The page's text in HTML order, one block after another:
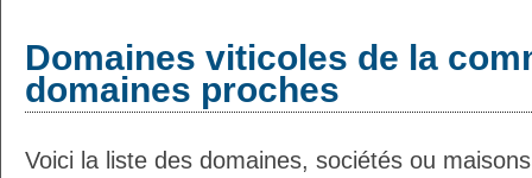
Domaines viticoles de la
domaines proches
Voici la liste des domaines, sociétés ou